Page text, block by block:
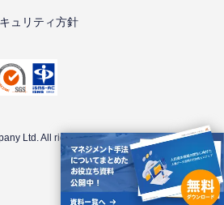
ュリティ方針
Ltd. All rights